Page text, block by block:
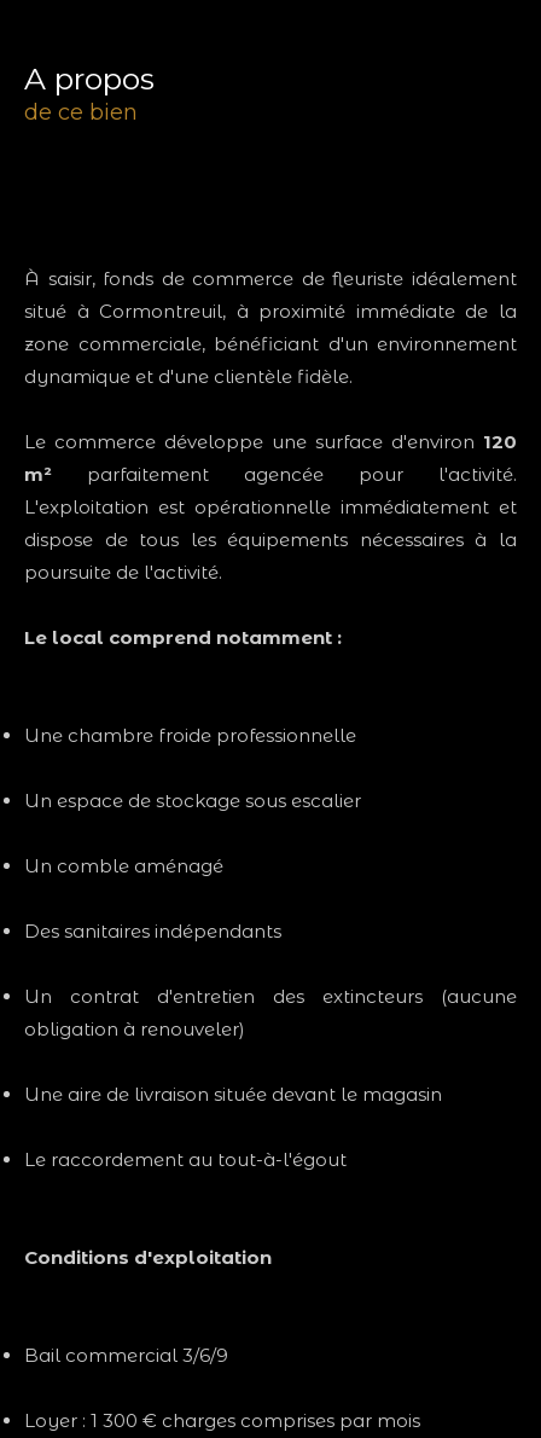
a propos
de ce bien
À saisir, fonds de commerce de fleuriste idéalement
situé à Cormontreuil, à proximité immédiate de la
zone commerciale, bénéficiant d'un environnement
dynamique et d'une clientèle fidèle.
Le commerce développe une surface d'environ 120
m² parfaitement agencée pour l'activité.
L'exploitation est opérationnelle immédiatement et
dispose de tous les équipements nécessaires à la
poursuite de l'activité.
Le local comprend notamment :
Une chambre froide professionnelle
Un espace de stockage sous escalier
Un comble aménagé
Des sanitaires indépendants
Un contrat d'entretien des extincteurs (aucune
obligation à renouveler)
Une aire de livraison située devant le magasin
Le raccordement au tout-à-l'égout
Conditions d'exploitation
Bail commercial 3/6/9
Loyer : 1 300 € charges comprises par mois